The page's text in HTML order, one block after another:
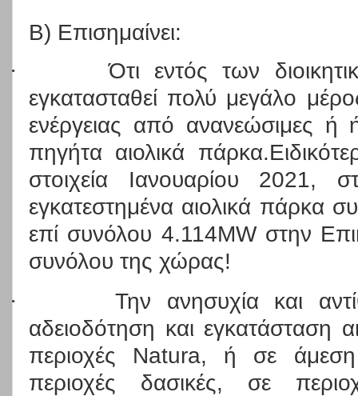
Β) Επισημαίνει:
·
Ότι εντός των
εγκατασταθεί πολύ μεγάλο
ενέργειας από ανανεώσιμες ή
πηγήτα αιολικά
στοιχεία Ιανουαρίου 2021,
εγκατεστημένα αιολικά πάρκα
επί συνόλου 4.114MWστην
συνόλου της χώρας!
·
Την ανησυχία και
αδειοδότηση και εγκατάσταση
περιοχές Natura, ή σε άμεση
περιοχές δασικές, σε